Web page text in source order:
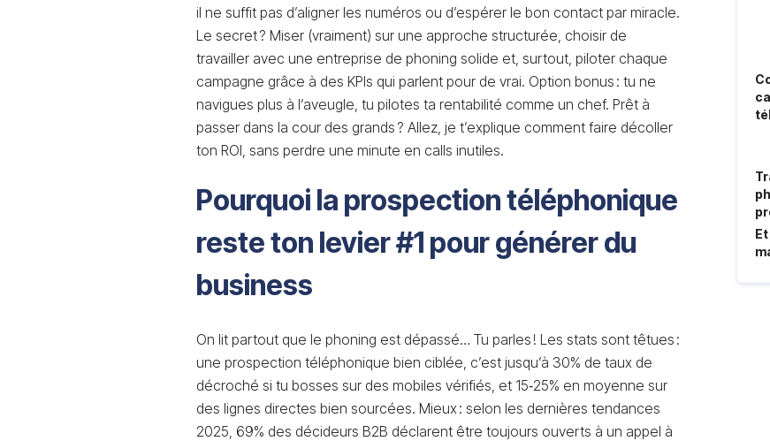
il ne suffit pas d’aligner les numéros ou d’espérer le bon contact par miracle.
Le secret ? Miser (vraiment) sur une approche structurée, choisir de
travailler avec une entreprise de phoning solide et, surtout, piloter chaque
campagne grâce à des KPIs qui parlent pour de vrai. Option bonus : tu ne
navigues plus à l’aveugle, tu pilotes ta rentabilité comme un chef. Prêt à
passer dans la cour des grands ? Allez, je t’explique comment faire décoller
ton ROI, sans perdre une minute en calls inutiles.
Pourquoi la prospection téléphonique
reste ton levier #1 pour générer du
business
On lit partout que le phoning est dépassé… Tu parles ! Les stats sont têtues :
une prospection téléphonique bien ciblée, c’est jusqu’à 30% de taux de
décroché si tu bosses sur des mobiles vérifiés, et 15‑25% en moyenne sur
des lignes directes bien sourcées. Mieux : selon les dernières tendances
2025, 69% des décideurs B2B déclarent être toujours ouverts à un appel à